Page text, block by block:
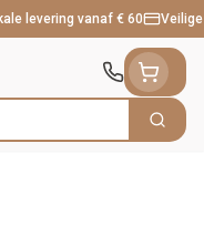
levering vanaf € 60
Zoek